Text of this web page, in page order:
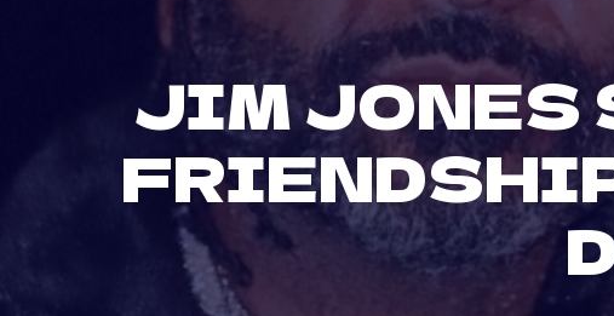
JIM JONES